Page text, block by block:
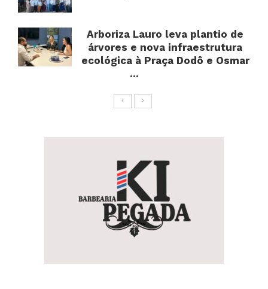
Arboriza Lauro leva plantio de
árvores e nova infraestrutura
ecológica à Praça Dodô e Osmar
...